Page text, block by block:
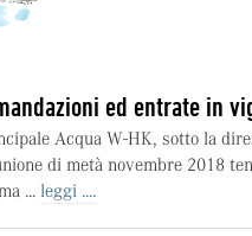
ed entrate in
Acqua W-HK, sotto la
di metà novembre 2018
... leggi ....